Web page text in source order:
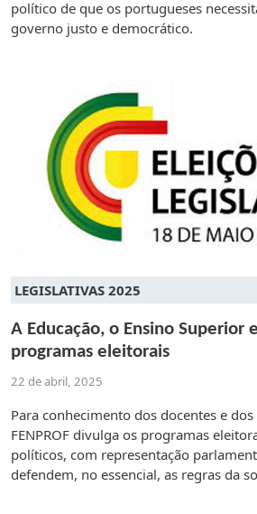
político de que os portugueses
governo justo e democrático.
LEGISLATIVAS 2025
A Educação, o Ensino Superior
programas eleitorais
22 de abril, 2025
Para conhecimento dos docentes e
FENPROF divulga os programas
políticos, com representação
defendem, no essencial, as regras da